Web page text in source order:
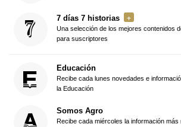
7 días 7 historias
Una selección de los mejores contenidos
para suscriptores
Educación
Recibe cada lunes novedades e
la Educación
Somos Agro
Recibe cada miércoles la información